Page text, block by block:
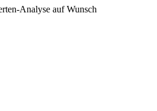
Analyse auf Wunsch